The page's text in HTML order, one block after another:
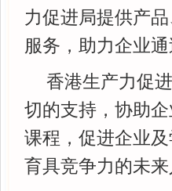
力促进局提供产
服务，助力企业通
香港生产力促
切的支持，协助
课程，促进企业
育具竞争力的未来